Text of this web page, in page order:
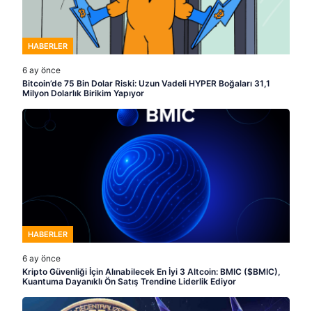
HABERLER
6 ay önce
Bitcoin’de 75 Bin Dolar Riski: Uzun Vadeli HYPER Boğaları 31,1
Milyon Dolarlık Birikim Yapıyor
HABERLER
6 ay önce
Kripto Güvenliği İçin Alınabilecek En İyi 3 Altcoin: BMIC ($BMIC),
Kuantuma Dayanıklı Ön Satış Trendine Liderlik Ediyor